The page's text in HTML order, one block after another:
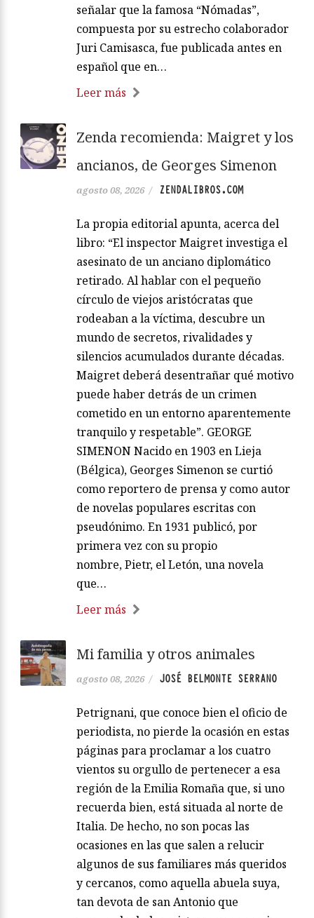
señalar que la famosa “Nómadas”,
compuesta por su estrecho colaborador
Juri Camisasca, fue publicada antes en
español que en…
Leer más
Zenda recomienda: Maigret y los
ancianos, de Georges Simenon
agosto 08, 2026 / ZENDALIBROS.COM
La propia editorial apunta, acerca del
libro: “El inspector Maigret investiga el
asesinato de un anciano diplomático
retirado. Al hablar con el pequeño
círculo de viejos aristócratas que
rodeaban a la víctima, descubre un
mundo de secretos, rivalidades y
silencios acumulados durante décadas.
Maigret deberá desentrañar qué motivo
puede haber detrás de un crimen
cometido en un entorno aparentemente
tranquilo y respetable”. GEORGE
SIMENON Nacido en 1903 en Lieja
(Bélgica), Georges Simenon se curtió
como reportero de prensa y como autor
de novelas populares escritas con
pseudónimo. En 1931 publicó, por
primera vez con su propio
nombre, Pietr, el Letón, una novela
que…
Leer más
Mi familia y otros animales
agosto 08, 2026 / JOSÉ BELMONTE SERRANO
Petrignani, que conoce bien el oficio de
periodista, no pierde la ocasión en estas
páginas para proclamar a los cuatro
vientos su orgullo de pertenecer a esa
región de la Emilia Romaña que, si uno
recuerda bien, está situada al norte de
Italia. De hecho, no son pocas las
ocasiones en las que salen a relucir
algunos de sus familiares más queridos
y cercanos, como aquella abuela suya,
tan devota de san Antonio que